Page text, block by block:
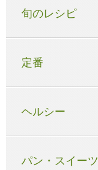
旬のレシピ
定番
ヘルシー
パン・スイーツ